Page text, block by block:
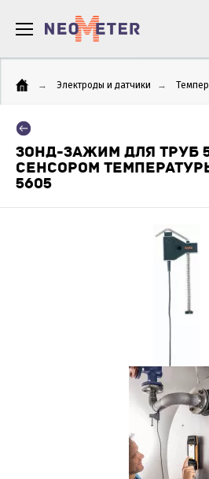
→ Электроды и датчики →
ЗОНД-ЗАЖИМ ДЛЯ ТРУБ
СЕНСОРОМ ТЕМПЕРАТУРЫ
5605